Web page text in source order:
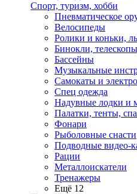
Спорт, туризм, хобби
Пневматическое
Велосипеды
Ролики и коньки,
Бинокли,
Бассейны
Музыкальные
Самокаты и
Спец одежда
Надувные лодки и
Палатки, тенты,
Фонари
Рыболовные снасти
Подводные видео-
Рации
Металлоискатели
Тренажеры
Ещё 12